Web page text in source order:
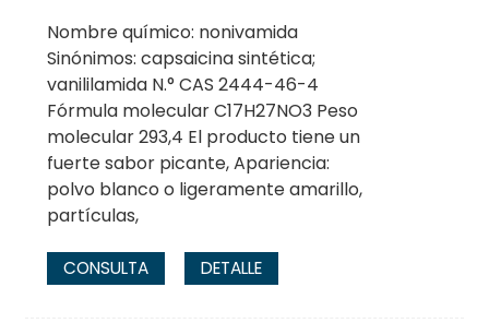
Nombre químico: nonivamida
Sinónimos: capsaicina sintética;
vanililamida N.° CAS 2444-46-4
Fórmula molecular C17H27NO3 Peso
molecular 293,4 El producto tiene un
fuerte sabor picante, Apariencia:
polvo blanco o ligeramente amarillo,
partículas,
CONSULTA DETALLE